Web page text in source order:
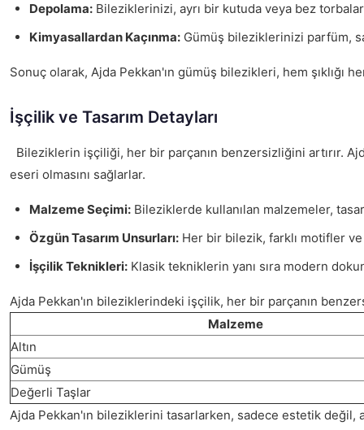
Depolama: Bileziklerinizi, ayrı bir kutuda veya bez
Kimyasallardan Kaçınma: Gümüş bileziklerinizi parfüm,
Sonuç olarak, Ajda Pekkan'ın gümüş bilezikleri, hem
İşçilik ve Tasarım Detayları
Bileziklerin işçiliği, her bir parçanın benzersizliğini artırır.
eseri olmasını sağlarlar.
Malzeme Seçimi: Bileziklerde kullanılan malzemeler,
Özgün Tasarım Unsurları: Her bir bilezik, farklı motifler
İşçilik Teknikleri: Klasik tekniklerin yanı sıra modern
Ajda Pekkan'ın bileziklerindeki işçilik, her bir parçanın
Malzeme
Altın
Gümüş
Değerli Taşlar
Ajda Pekkan'ın bileziklerini tasarlarken, sadece estetik değil,